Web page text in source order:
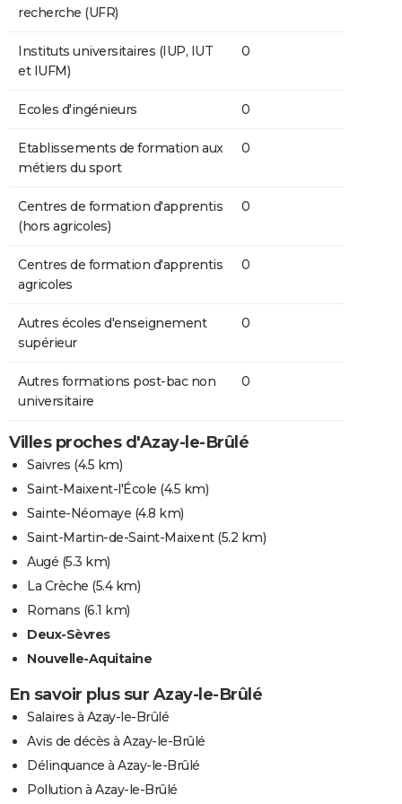
recherche (UFR)
Instituts universitaires (IUP, IUT
et IUFM)
0
Ecoles d'ingénieurs 0
Etablissements de formation aux
métiers du sport
0
Centres de formation d'apprentis
(hors agricoles)
0
Centres de formation d'apprentis
agricoles
0
Autres écoles d'enseignement
supérieur
0
Autres formations post-bac non
universitaire
0
Villes proches d'Azay-le-Brûlé
Saivres (4.5 km)
Saint-Maixent-l'École (4.5 km)
Sainte-Néomaye (4.8 km)
Saint-Martin-de-Saint-Maixent(5.2 km)
Augé (5.3 km)
La Crèche (5.4 km)
Romans (6.1 km)
Deux-Sèvres
Nouvelle-Aquitaine
En savoir plus sur Azay-le-Brûlé
Salaires à Azay-le-Brûlé
Avis de décès à Azay-le-Brûlé
Délinquance à Azay-le-Brûlé
Pollution à Azay-le-Brûlé